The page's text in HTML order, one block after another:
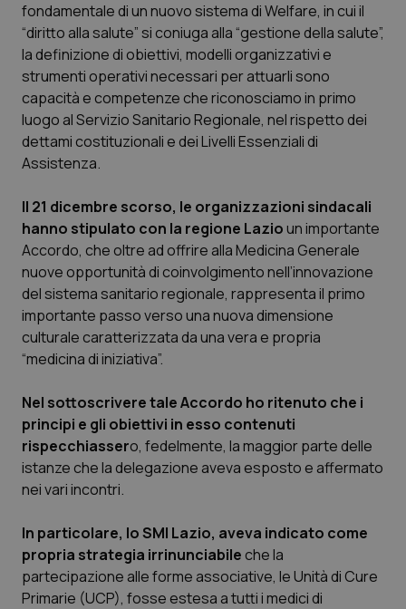
Lavoro e Professioni
Scienza e Farmaci
Studi e Analisi
Lettere al direttore
Edizioni Regionali
QS Pro
Professionisti Sanitari.AI
Abruzzo
Basilicata
Calabria
Campania
Emilia-Romagna
Friuli Venezia Giulia
QS Pro Gold
Artrite & artrosi
Asma & BPCO
Car-T
Colesterolo & coronaropatie
Dermatite Atopica
fondamentale di un nuovo sistema di Welfare, in cui il
“diritto alla salute” si coniuga alla “gestione della salute”,
la definizione di obiettivi, modelli organizzativi e
strumenti operativi necessari per attuarli sono
capacità e competenze che riconosciamo in primo
luogo al Servizio Sanitario Regionale, nel rispetto dei
dettami costituzionali e dei Livelli Essenziali di
Assistenza.
Il 21 dicembre scorso, le organizzazioni sindacali
hanno stipulato con la regione Lazioun importante
Accordo, che oltre ad offrire alla Medicina Generale
nuove opportunità di coinvolgimento nell’innovazione
del sistema sanitario regionale, rappresenta il primo
importante passo verso una nuova dimensione
culturale caratterizzata da una vera e propria
“medicina di iniziativa”.
Nel sottoscrivere tale Accordo ho ritenuto che i
principi e gli obiettivi in esso contenuti
rispecchiassero, fedelmente, la maggior parte delle
istanze che la delegazione aveva esposto e affermato
nei vari incontri.
In particolare, lo SMI Lazio, aveva indicato come
propria strategia irrinunciabileche la
partecipazione alle forme associative, le Unità di Cure
Primarie (UCP), fosse estesa a tutti i medici di